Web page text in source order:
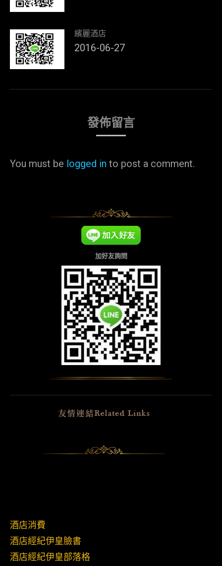
繽麗酒店
2016-06-27
發佈留言
You must be logged in to post a comment.
加好友詢問
酒店消費
酒店經紀伊皇臉書
酒店經紀伊皇部落格